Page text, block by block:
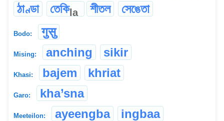
ঠাণ্ডা তেকিla শীতল সেঙেতা
Bodo: गुसु
Mising: anching sikir
Khasi: bajem khriat
Garo: kha’sna
Meeteilon: ayeengba
ingbaa